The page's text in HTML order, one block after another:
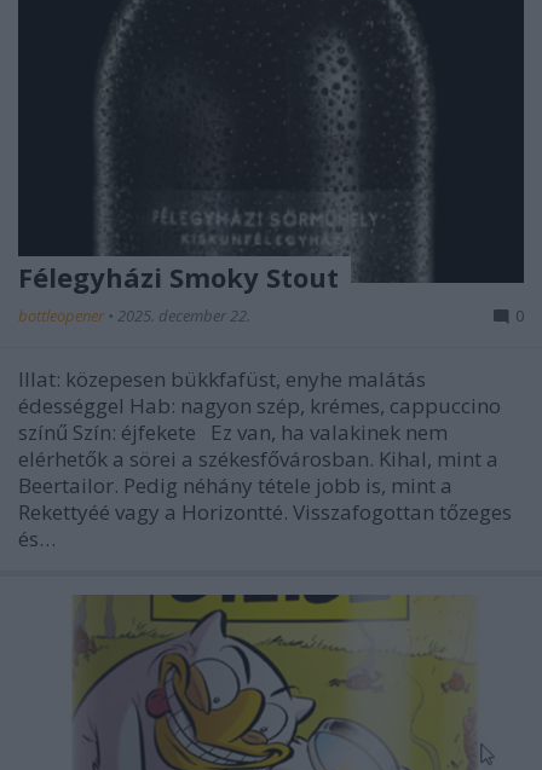
Félegyházi Smoky Stout
bottleopener • 2025. december 22. 0
Illat: közepesen bükkfafüst, enyhe malátás
édességgel Hab: nagyon szép, krémes, cappuccino
színű Szín: éjfekete Ez van, ha valakinek nem
elérhetők a sörei a székesfővárosban. Kihal, mint a
Beertailor. Pedig néhány tétele jobb is, mint a
Rekettyéé vagy a Horizontté. Visszafogottan tőzeges
és…